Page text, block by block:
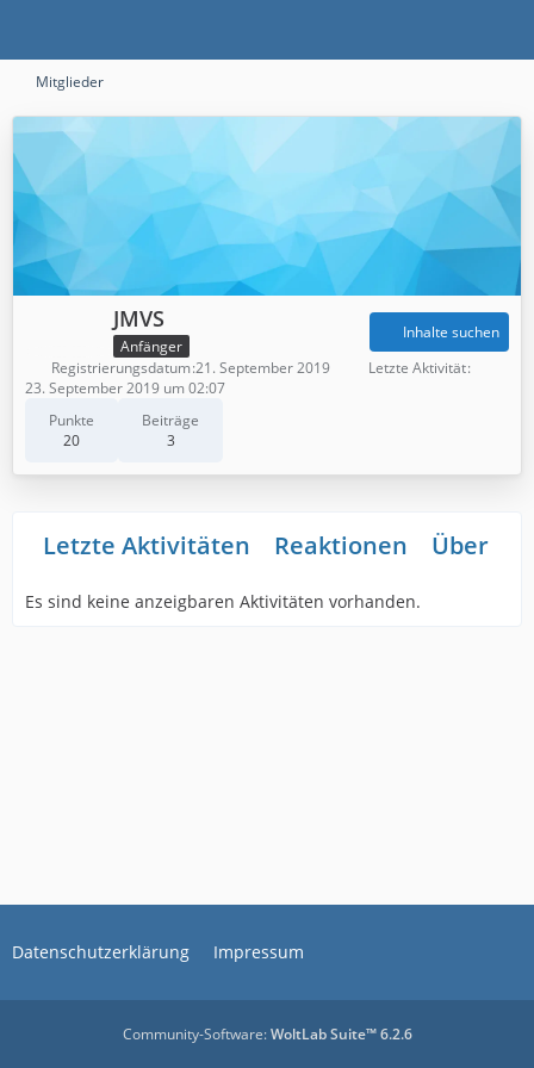
Mitglieder
JMVS
Anfänger
Punkte
20
Beiträge
3
Inhalte suchen
Registrierungsdatum 21. September 2019
Letzte Aktivität
23. September 2019 um 02:07
Letzte Aktivitäten Reaktionen Über
Es sind keine anzeigbaren Aktivitäten vorhanden.
Datenschutzerklärung Impressum
Community-Software:WoltLab Suite™ 6.2.6